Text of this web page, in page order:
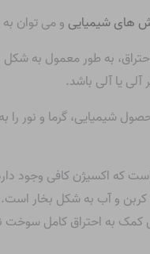
های شیمیایی و می توان
به طور معمول به شکل
یا آلی باشد.
شیمیایی، گرما و نور
است که اکسیژن کافی وجود
و آب به شکل بخار است.
کمک به احتراق کامل